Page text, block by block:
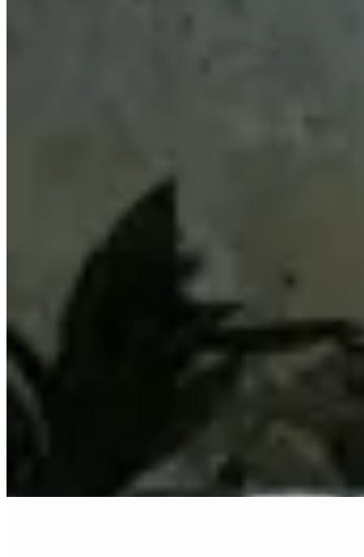
Deloalto
Pantalón Duo Iju